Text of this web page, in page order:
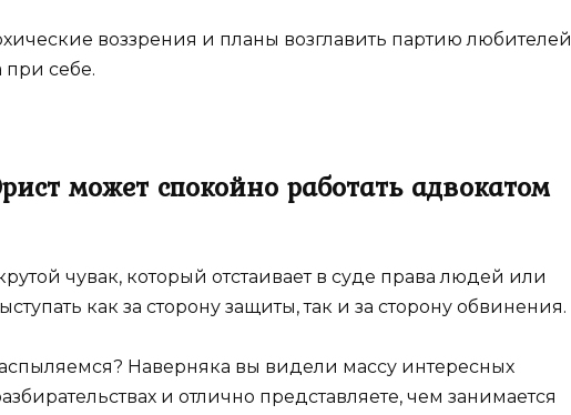
воззрения и планы возглавить партию любителей
при себе.
может спокойно работать адвокатом
чувак, который отстаивает в суде права людей или
как за сторону защиты, так и за сторону обвинения.
Наверняка вы видели массу интересных
и отлично представляете, чем занимается